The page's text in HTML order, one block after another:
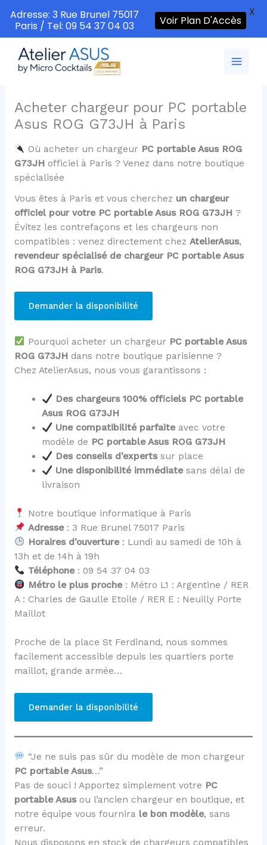
contenu
Acheter chargeur pour PC portable
Asus ROG G73JH à Paris
Où acheter un chargeur PC portable Asus ROG
G73JHofficiel à Paris ? Venez dans notre boutique
spécialisée
Vous êtes à Paris et vous cherchez un chargeur
officiel pour votre PC portable Asus ROG G73JH?
Évitez les contrefaçons et les chargeurs non
compatibles : venez directement chez AtelierAsus,
revendeur spécialisé de chargeur PC portable Asus
ROG G73JH à Paris.
Demander la disponibilité
Pourquoi acheter un chargeur PC portable Asus
ROG G73JHdans notre boutique parisienne ?
Chez AtelierAsus, nous vous garantissons :
Des chargeurs 100% officiels PC portable
Asus ROG G73JH
Une compatibilité parfaiteavec votre
modèle de PC portable Asus ROG G73JH
Des conseils d’expertssur place
Une disponibilité immédiatesans délai de
livraison
Notre boutique informatique à Paris
Adresse: 3 Rue Brunel 75017 Paris
Horaires d’ouverture: Lundi au samedi de 10h à
13h et de 14h à 19h
Téléphone: 09 54 37 04 03
Métro le plus proche: Métro L1 : Argentine / RER
A : Charles de Gaulle Etoile / RER E : Neuilly Porte
Maillot
Proche de la place St Ferdinand, nous sommes
facilement accessible depuis les quartiers porte
maillot, grande armée…
Demander la disponibilité
“Je ne suis pas sûr du modèle de mon chargeur
PC portable Asus…”
Pas de souci ! Apportez simplement votre PC
portable Asus ou l’ancien chargeur en boutique, et
notre équipe vous fournira le bon modèle, sans
erreur.
Nous disposons en stock de chargeurs compatibles
Adresse: 3 Rue Brunel 75017
Paris / Tel: 09 54 37 04 03
Voir Plan D'Accès
X